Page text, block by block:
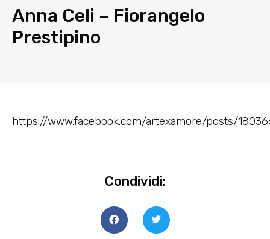
Anna Celi – Fiorangelo
Prestipino
https://www.facebook.com/artexamore/posts/
Condividi: